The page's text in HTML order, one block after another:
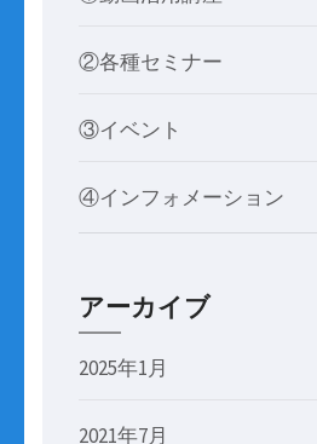
②各種セミナー
③イベント
④インフォメーション
アーカイブ
2025年1月
2021年7月